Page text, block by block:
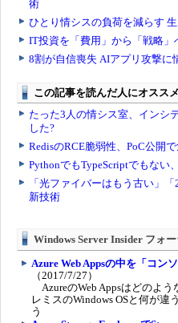
Windows Server Insider フォ
Azure Web Appsの中を「コン
（2017/7/27）
AzureのWeb Appsはどのよ
レミスのWindows OSと何が違
う